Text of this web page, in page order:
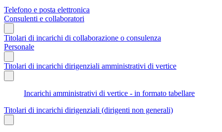
Telefono e posta elettronica
Consulenti e collaboratori
Titolari di incarichi di collaborazione o consulenza
Personale
Titolari di incarichi dirigenziali amministrativi di vertice
Incarichi amministrativi di vertice - in formato tabellare
Titolari di incarichi dirigenziali (dirigenti non generali)